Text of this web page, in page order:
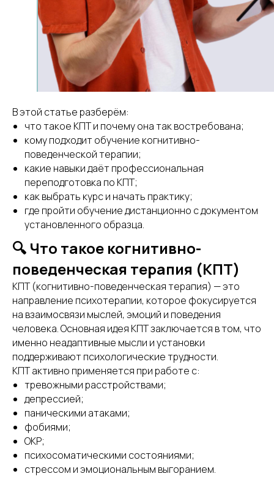
В этой статье разберём:
что такое КПТ и почему она так востребована;
кому подходит обучение когнитивно-
поведенческой терапии;
какие навыки даёт профессиональная
переподготовка по КПТ;
как выбрать курс и начать практику;
где пройти обучение дистанционно с документом
установленного образца.
🔍 Что такое когнитивно-
поведенческая терапия (КПТ)
КПТ (когнитивно-поведенческая терапия) — это
направление психотерапии, которое фокусируется
на взаимосвязи мыслей, эмоций и поведения
человека. Основная идея КПТ заключается в том, что
именно неадаптивные мысли и установки
поддерживают психологические трудности.
КПТ активно применяется при работе с:
тревожными расстройствами;
депрессией;
паническими атаками;
фобиями;
ОКР;
психосоматическими состояниями;
стрессом и эмоциональным выгоранием.